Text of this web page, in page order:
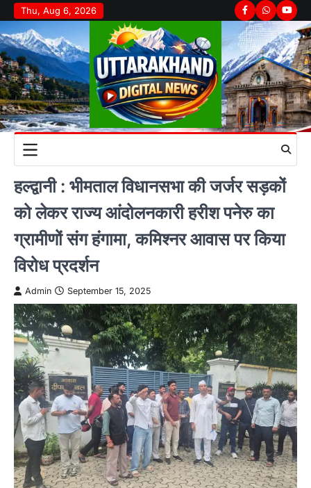
Skip
to
content
Thu, Aug 6, 2026 Facebook
Whatsapp
हल्द्वानी : भीमताल विधानसभा की जर्जर सड़कों
को लेकर राज्य आंदोलनकारी हरीश पनेरु का
ग्रामीणों संग हंगामा, कमिश्नर आवास पर किया
विरोध प्रदर्शन
Admin September 15, 2025